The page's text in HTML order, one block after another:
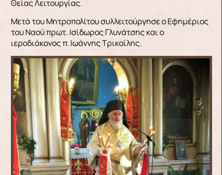
Θείας Λειτουργίας.
Μετά του Μητροπολίτου συλλειτούργησε ο Εφημέριος
του Ναού πρωτ. Ισίδωρος Γλυνάτσης και ο
ιεροδιάκονος π. Ιωάννης Τρικοίλης.